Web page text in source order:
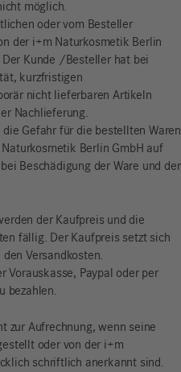
möglich.
oder vom Besteller
der i+m Naturkosmetik Berlin
Kunde /Besteller hat bei
kurzfristigen
nicht lieferbaren Artikeln
Nachlieferung.
Gefahr für die bestellten Waren
Berlin GmbH auf
Beschädigung der Ware und der
der Kaufpreis und die
fällig. Der Kaufpreis setzt sich
Versandkosten.
Vorauskasse, Paypal oder per
bezahlen.
zur Aufrechnung, wenn seine
oder von der i+m
schriftlich anerkannt sind.